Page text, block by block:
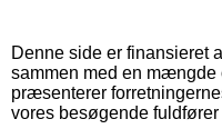
Denne side er finansieret
sammen med en mængde
præsenterer
vores besøgende